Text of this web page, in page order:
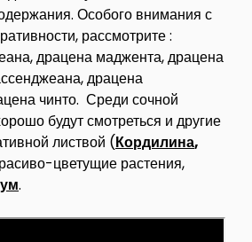
Особого внимания с
рассмотрите :
драцена маджента, драцена
драцена
чинто. Среди сочной
будут смотреться и другие
листвой (Кордилина,
цветущие растения,
.